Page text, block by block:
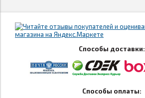
Способы доставки:
Способы оплаты: